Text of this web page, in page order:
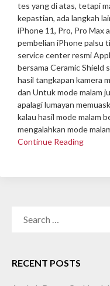
tes yang di atas, tetapi
kepastian, ada langkah
iPhone 11, Pro, Pro Max
pembelian iPhone palsu
service center resmi
bersama Ceramic Shield
hasil tangkapan kamera
dan Untuk mode malam
apalagi lumayan
kalau hasil mode malam
mengalahkan mode
Continue Reading
RECENT POSTS